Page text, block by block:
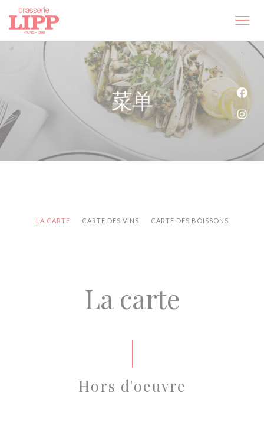
Cookie管理面板
菜单
LA CARTE CARTE DES VINS CARTE DES BOISSONS
La carte
Hors d'oeuvre